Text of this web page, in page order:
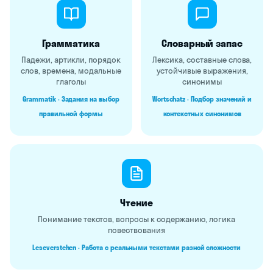
Грамматика
Падежи, артикли, порядок
слов, времена, модальные
глаголы
Grammatik · Задания на выбор
правильной формы
Словарный запас
Лексика, составные слова,
устойчивые выражения,
синонимы
Wortschatz · Подбор значений и
контекстных синонимов
Чтение
Понимание текстов, вопросы к содержанию, логика
повествования
Leseverstehen · Работа с реальными текстами разной сложности